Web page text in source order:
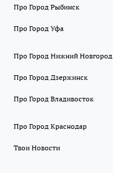
Про Город Рыбинск
Про Город Уфа
Про Город Нижний Новгород
Про Город Дзержинск
Про Город Владивосток
Про Город Краснодар
Твои Новости